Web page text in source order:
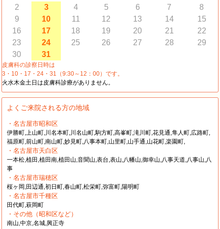
2
3 4 5 6 7
8
9
10 11 12 13 14
15
16
17 18 19 20 21
22
23
24 25 26 27 28
29
30
31
皮膚科の診察日時は
3・10・17・24・31（9:30～12：00）です。
火水木金土日は皮膚科診療がありません。
よくご来院される方の地域
・名古屋市昭和区
伊勝町,上山町,川名本町,川名山町,駒方町,高峯町,滝川町,花見通,隼人町,広路町,
福原町,前山町,南山町,妙見町,八事本町,山里町,山手通,山花町,楽園町,
・名古屋市天白区
一本松,植田,植田南,植田山,音聞山,表台,表山,八幡山,御幸山,八事天道,八事山,八
事
・名古屋市瑞穂区
桜ヶ岡,田辺通,初日町,春山町,松栄町,弥富町,陽明町
・名古屋市千種区
田代町,萩岡町
・その他（昭和区など）
南山,中京,名城,興正寺